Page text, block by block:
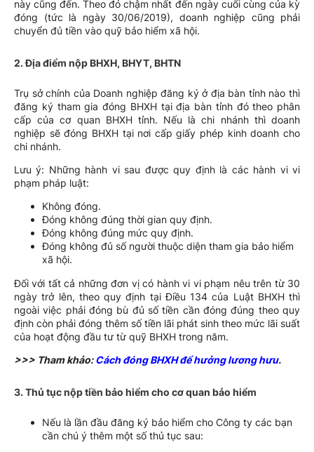
này cũng đến. Theo đó chậm nhất đến ngày cuối cùng của kỳ
đóng (tức là ngày 30/06/2019), doanh nghiệp cũng phải
chuyển đủ tiền vào quỹ bảo hiểm xã hội.
2. Địa điểm nộp BHXH, BHYT, BHTN
Trụ sở chính của Doanh nghiệp đăng ký ở địa bàn tỉnh nào thì
đăng ký tham gia đóng BHXH tại địa bàn tỉnh đó theo phân
cấp của cơ quan BHXH tỉnh. Nếu là chi nhánh thì doanh
nghiệp sẽ đóng BHXH tại nơi cấp giấy phép kinh doanh cho
chi nhánh.
Lưu ý: Những hành vi sau được quy định là các hành vi vi
phạm pháp luật:
Không đóng.
Đóng không đúng thời gian quy định.
Đóng không đúng mức quy định.
Đóng không đủ số người thuộc diện tham gia bảo hiểm
xã hội.
Đối với tất cả những đơn vị có hành vi vi phạm nêu trên từ 30
ngày trở lên, theo quy định tại Điều 134 của Luật BHXH thì
ngoài việc phải đóng bù đủ số tiền cần đóng đúng theo quy
định còn phải đóng thêm số tiền lãi phát sinh theo mức lãi suất
của hoạt động đầu tư từ quỹ BHXH trong năm.
>>> Tham khảo:Cách đóng BHXH để hưởng lương hưu.
3. Thủ tục nộp tiền bảo hiểm cho cơ quan bảo hiểm
Nếu là lần đầu đăng ký bảo hiểm cho Công ty các bạn
cần chú ý thêm một số thủ tục sau: